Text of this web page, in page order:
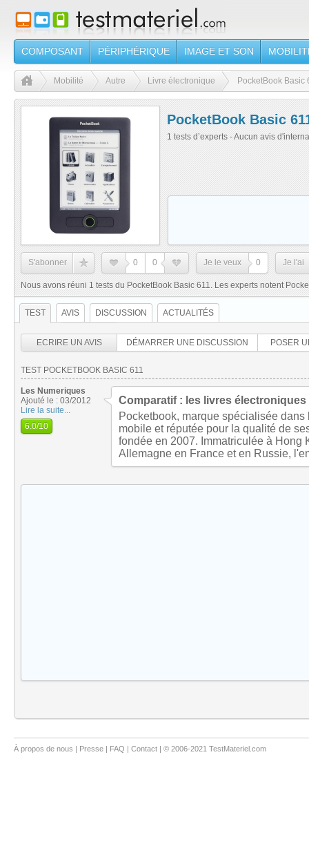
COMPOSANT PÉRIPHÉRIQUE IMAGE ET SON
Mobilité Autre Livre électronique PocketBook Basic
PocketBook Basic
1 tests d’experts - Aucun avis
S'abonner 0 0 Je le veux 0 Je l'ai
Nous avons réuni 1 tests du PocketBook Basic 611. Les experts notent
TEST AVIS DISCUSSION ACTUALITÉS
ECRIRE UN AVIS DÉMARRER UNE DISCUSSION POSER
TEST POCKETBOOK BASIC 611
Les Numeriques
Ajouté le : 03/2012
Lire la suite...
6.0/10
Comparatif : les livres électroniques
Pocketbook, marque spécialisée
mobile et réputée pour la qualité de
fondée en 2007. Immatriculée à Hong
Allemagne en France et en Russie,
À propos de nous | Presse | FAQ | Contact | © 2006-2021 TestMateriel.com